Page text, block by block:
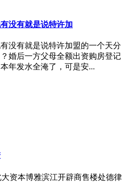
没有就是说特许加
没有就是说特许加盟的一个天分
婚后一方父母全额出资购房登记
年发水全淹了，可是安...
资本博雅滨江开辟商售楼处德律